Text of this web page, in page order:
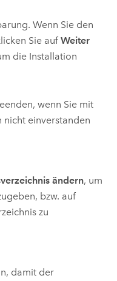
Wenn Sie den
Sie auf Weiter
die Installation
wenn Sie mit
einverstanden
ändern, um
bzw. auf
zu
damit der